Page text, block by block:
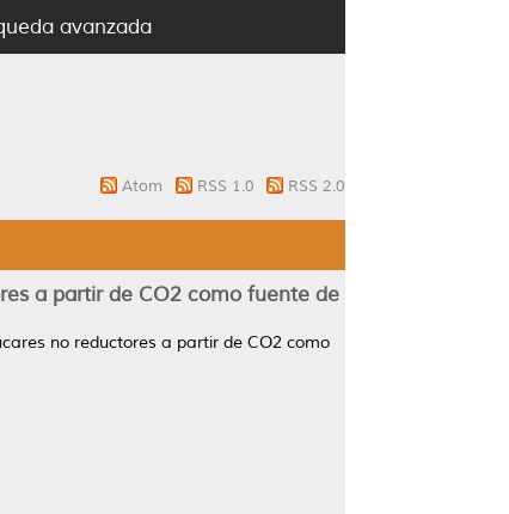
avanzada
Atom RSS 1.0 RSS 2.0
a partir de CO2 como fuente de
no reductores a partir de CO2 como